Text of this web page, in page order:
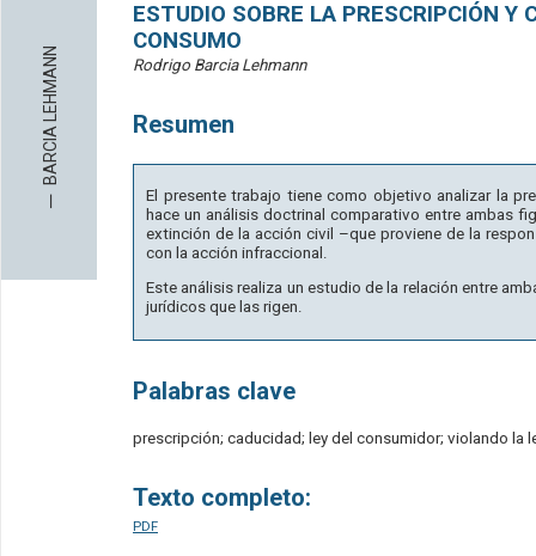
─
BARCIA LEHMANN
ESTUDIO SOBRE LA PRESCRIPCIÓN Y
CONSUMO
Rodrigo Barcia Lehmann
Resumen
El presente trabajo tiene como objetivo analizar la
hace un análisis doctrinal comparativo entre ambas
extinción de la acción civil –que proviene de la
con la acción infraccional.
Este análisis realiza un estudio de la relación entre
jurídicos que las rigen.
Palabras clave
prescripción; caducidad; ley del consumidor; violando la
Texto completo:
PDF